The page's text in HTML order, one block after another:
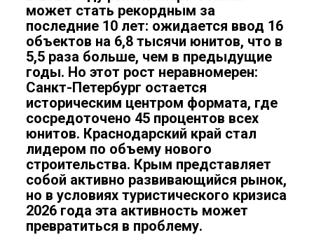
может стать рекордным за
последние 10 лет: ожидается ввод 16
объектов на 6,8 тысячи юнитов, что в
5,5 раза больше, чем в предыдущие
годы. Но этот рост неравномерен:
Санкт-Петербург остается
историческим центром формата, где
сосредоточено 45 процентов всех
юнитов. Краснодарский край стал
лидером по объему нового
строительства. Крым представляет
собой активно развивающийся рынок,
но в условиях туристического кризиса
2026 года эта активность может
превратиться в проблему.